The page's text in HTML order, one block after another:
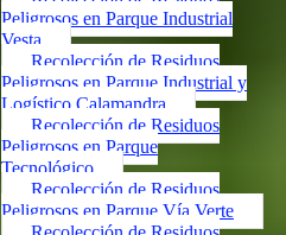
Peligrosos en Parque Industrial
Vesta
Recolección de Residuos
Peligrosos en Parque Industrial y
Logístico Calamandra
Recolección de Residuos
Peligrosos en Parque
Tecnológico
Recolección de Residuos
Peligrosos en Parque Vía Verte